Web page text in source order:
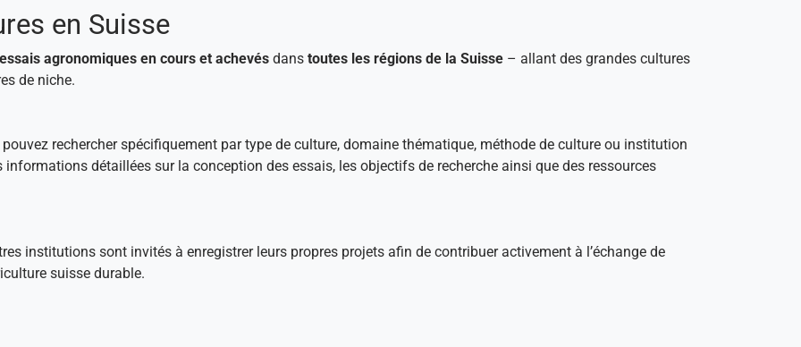
en Suisse
essais agronomiques en cours et achevés dans toutes les régions de la Suisse – allant des grandes cultures
de niche.
rechercher spécifiquement par type de culture, domaine thématique, méthode de culture ou institution
détaillées sur la conception des essais, les objectifs de recherche ainsi que des ressources
institutions sont invités à enregistrer leurs propres projets afin de contribuer activement à l’échange de
suisse durable.